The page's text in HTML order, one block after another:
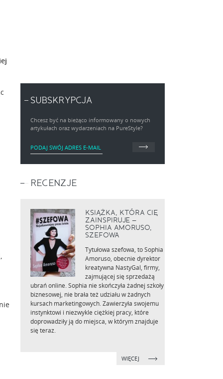
SUBSKRYPCJA
Chcesz być na bieżąco informowany o nowych
artykułach oraz wydarzeniach na PureStyle?
RECENZJE
KSIĄŻKA, KTÓRA CIĘ
ZAINSPIRUJE –
SOPHIA AMORUSO,
SZEFOWA
Tytułowa szefowa, to Sophia
Amoruso, obecnie dyrektor
kreatywna NastyGal, firmy,
zajmującej się sprzedażą
ubrań online. Sophia nie skończyła żadnej szkoły
biznesowej, nie brała też udziału w żadnych
kursach marketingowych. Zawierzyła swojemu
instynktowi i niezwykle ciężkiej pracy, które
doprowadziły ją do miejsca, w którym znajduje
się teraz.
WIĘCEJ